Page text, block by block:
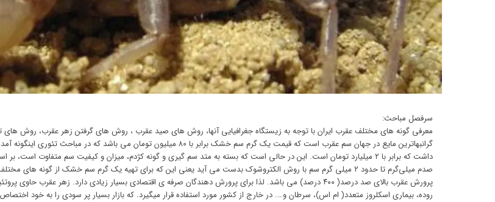
سرفصل مباحث:
معرفی گونه های مختلف عقرب ایران با توجه به زیستگاه جغرافیایی آنها، روش های صید عقرب ، روش های گرفتن زهر عقرب،
پرورش عقرب بالای صد درصد( ۴۰۰ درصد) می باشد. لذا برای پرورش دهندگان صرفه ی اقتصادی بسیار زیادی دارد. زهر
روده، بیماری اسکلروز متعدد( ام اس)، سرطان و…. در خارج از کشور مورد استفاده قرار میگیرد. که بازار بسیار پر سودی را به خود